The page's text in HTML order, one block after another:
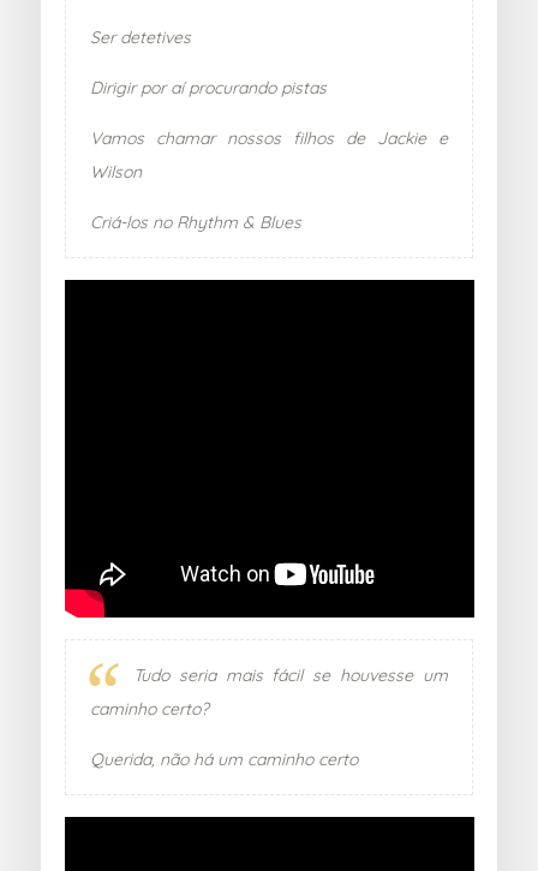
Ser detetives
Dirigir por aí procurando pistas
Vamos chamar nossos filhos de Jackie e
Wilson
Criá-los no Rhythm & Blues
Tudo seria mais fácil se houvesse um
caminho certo?
Querida, não há um caminho certo